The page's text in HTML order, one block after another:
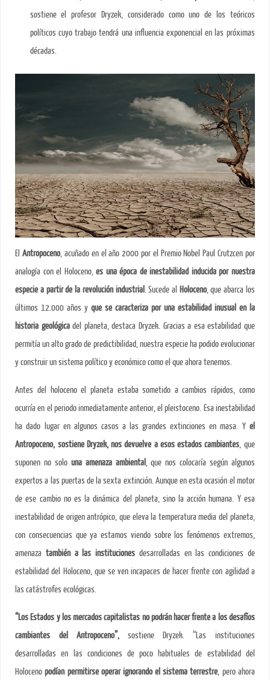
sostiene el profesor Dryzek, considerado como uno de los teóricos
políticos cuyo trabajo tendrá una influencia exponencial en las próximas
décadas.
ElAntropoceno, acuñado en el año 2000 por el Premio Nobel Paul Crutzcen por
analogía con el Holoceno,es una época de inestabilidad inducida por nuestra
especie a partir de la revolución industrial. Sucede al Holoceno, que abarca los
últimos 12.000 años yque se caracteriza por una estabilidad inusual en la
historia geológicadel planeta, destaca Dryzek. Gracias a esa estabilidad que
permitía un alto grado de predictibilidad, nuestra especie ha podido evolucionar
y construir un sistema político y económico como el que ahora tenemos.
Antes del holoceno el planeta estaba sometido a cambios rápidos, como
ocurría en el periodo inmediatamente anterior, el pleistoceno. Esa inestabilidad
ha dado lugar en algunos casos a las grandes extinciones en masa. Y el
Antropoceno, sostiene Dryzek, nos devuelve a esos estados cambiantes, que
suponen no solo una amenaza ambiental, que nos colocaría según algunos
expertos a las puertas de la sexta extinción. Aunque en esta ocasión el motor
de ese cambio no es la dinámica del planeta, sino la acción humana. Y esa
inestabilidad de origen antrópico, que eleva la temperatura media del planeta,
con consecuencias que ya estamos viendo sobre los fenómenos extremos,
amenazatambién a las instituciones desarrolladas en las condiciones de
estabilidad del Holoceno, que se ven incapaces de hacer frente con agilidad a
las catástrofes ecológicas.
“Los Estados y los mercados capitalistas no podrán hacer frente a los desafíos
cambiantes del Antropoceno”,sostiene Dryzek. “Las instituciones
desarrolladas en las condiciones de poco habituales de estabilidad del
Holocenopodían permitirse operar ignorando el sistema terrestre, pero ahora